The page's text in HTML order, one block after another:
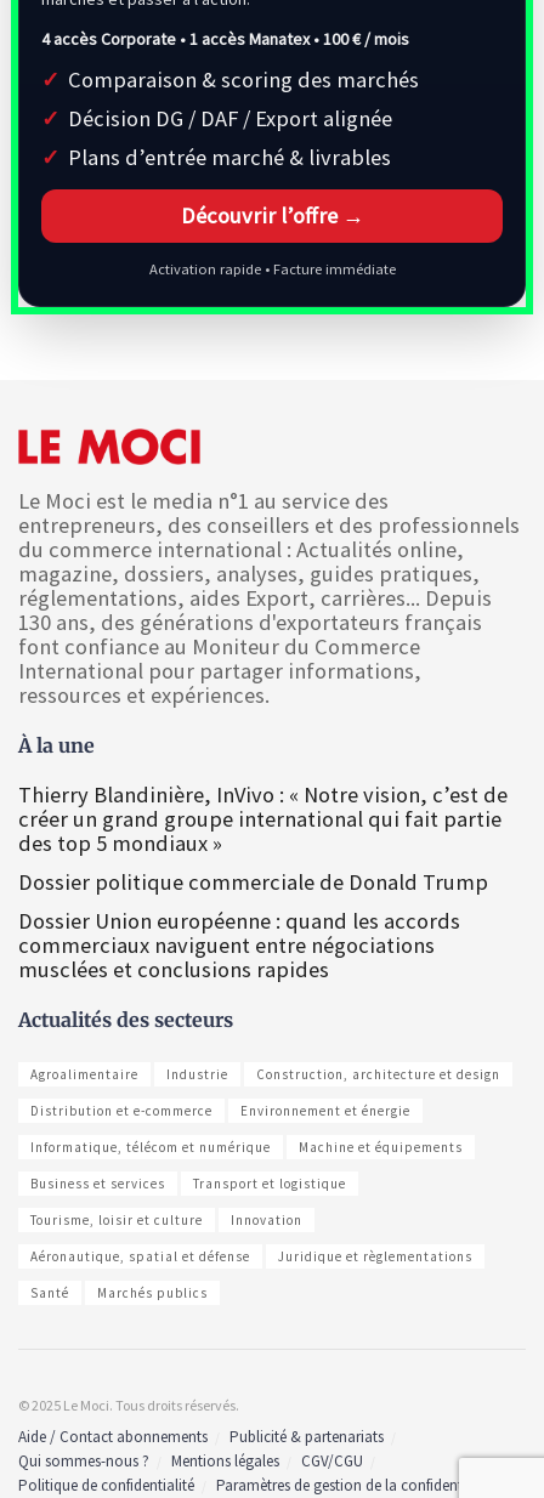
4 accès Corporate • 1 accès Manatex •100 € / mois
Comparaison & scoring des marchés
Décision DG / DAF / Export alignée
Plans d’entrée marché & livrables
Découvrir l’offre →
Activation rapide • Facture immédiate
Le Moci est le media n°1 au service des
entrepreneurs, des conseillers et des professionnels
du commerce international : Actualités online,
magazine, dossiers, analyses, guides pratiques,
réglementations, aides Export, carrières... Depuis
130 ans, des générations d'exportateurs français
font confiance au Moniteur du Commerce
International pour partager informations,
ressources et expériences.
À la une
Thierry Blandinière, InVivo : « Notre vision, c’est de
créer un grand groupe international qui fait partie
des top 5 mondiaux »
Dossier politique commerciale de Donald Trump
Dossier Union européenne : quand les accords
commerciaux naviguent entre négociations
musclées et conclusions rapides
Actualités des secteurs
Agroalimentaire Industrie Construction, architecture et design
Distribution et e-commerce Environnement et énergie
Informatique, télécom et numérique Machine et équipements
Business et services Transport et logistique
Tourisme, loisir et culture Innovation
Aéronautique, spatial et défense Juridique et règlementations
Santé Marchés publics
© 2025 Le Moci. Tous droits réservés.
Aide / Contact abonnements
Publicité & partenariats
Qui sommes-nous ?
Mentions légales
CGV/CGU
Politique de confidentialité
Paramètres de gestion de la confidentialité